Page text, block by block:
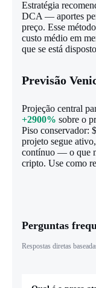
Estratégia
DCA — aportes
preço. Esse
custo médio em
que se está
Previsão
Projeção central
+2900% sobre o
Piso conservador:
projeto segue
contínuo — o que
cripto. Use como
Perguntas
Respostas diretas